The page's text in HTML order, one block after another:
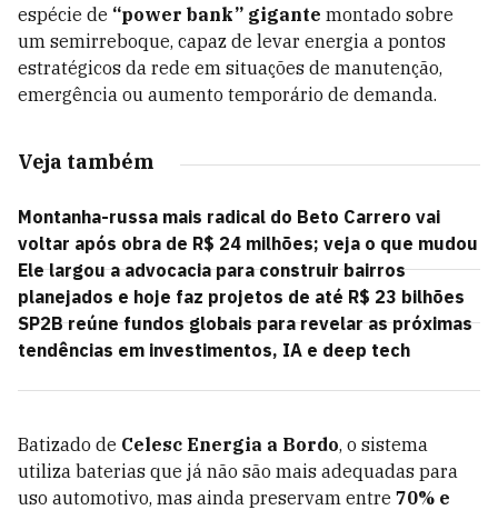
espécie de “power bank” gigante montado sobre
um semirreboque, capaz de levar energia a pontos
estratégicos da rede em situações de manutenção,
emergência ou aumento temporário de demanda.
Veja também
Montanha-russa mais radical do Beto Carrero vai
voltar após obra de R$ 24 milhões; veja o que mudou
Ele largou a advocacia para construir bairros
planejados e hoje faz projetos de até R$ 23 bilhões
SP2B reúne fundos globais para revelar as próximas
tendências em investimentos, IA e deep tech
Batizado de Celesc Energia a Bordo, o sistema
utiliza baterias que já não são mais adequadas para
uso automotivo, mas ainda preservam entre 70% e